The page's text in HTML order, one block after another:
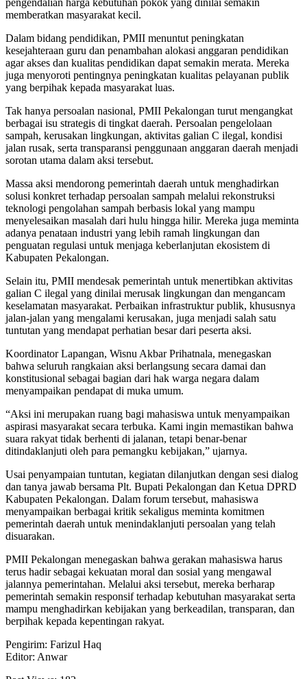
memberatkan masyarakat kecil.
Dalam bidang pendidikan, PMII menuntut peningkatan
kesejahteraan guru dan penambahan alokasi anggaran pendidikan
agar akses dan kualitas pendidikan dapat semakin merata. Mereka
juga menyoroti pentingnya peningkatan kualitas pelayanan publik
yang berpihak kepada masyarakat luas.
Tak hanya persoalan nasional, PMII Pekalongan turut mengangkat
berbagai isu strategis di tingkat daerah. Persoalan pengelolaan
sampah, kerusakan lingkungan, aktivitas galian C ilegal, kondisi
jalan rusak, serta transparansi penggunaan anggaran daerah menjadi
sorotan utama dalam aksi tersebut.
Massa aksi mendorong pemerintah daerah untuk menghadirkan
solusi konkret terhadap persoalan sampah melalui rekonstruksi
teknologi pengolahan sampah berbasis lokal yang mampu
menyelesaikan masalah dari hulu hingga hilir. Mereka juga meminta
adanya penataan industri yang lebih ramah lingkungan dan
penguatan regulasi untuk menjaga keberlanjutan ekosistem di
Kabupaten Pekalongan.
Selain itu, PMII mendesak pemerintah untuk menertibkan aktivitas
galian C ilegal yang dinilai merusak lingkungan dan mengancam
keselamatan masyarakat. Perbaikan infrastruktur publik, khususnya
jalan-jalan yang mengalami kerusakan, juga menjadi salah satu
tuntutan yang mendapat perhatian besar dari peserta aksi.
Koordinator Lapangan, Wisnu Akbar Prihatnala, menegaskan
bahwa seluruh rangkaian aksi berlangsung secara damai dan
konstitusional sebagai bagian dari hak warga negara dalam
menyampaikan pendapat di muka umum.
“Aksi ini merupakan ruang bagi mahasiswa untuk menyampaikan
aspirasi masyarakat secara terbuka. Kami ingin memastikan bahwa
suara rakyat tidak berhenti di jalanan, tetapi benar-benar
ditindaklanjuti oleh para pemangku kebijakan,” ujarnya.
Usai penyampaian tuntutan, kegiatan dilanjutkan dengan sesi dialog
dan tanya jawab bersama Plt. Bupati Pekalongan dan Ketua DPRD
Kabupaten Pekalongan. Dalam forum tersebut, mahasiswa
menyampaikan berbagai kritik sekaligus meminta komitmen
pemerintah daerah untuk menindaklanjuti persoalan yang telah
disuarakan.
PMII Pekalongan menegaskan bahwa gerakan mahasiswa harus
terus hadir sebagai kekuatan moral dan sosial yang mengawal
jalannya pemerintahan. Melalui aksi tersebut, mereka berharap
pemerintah semakin responsif terhadap kebutuhan masyarakat serta
mampu menghadirkan kebijakan yang berkeadilan, transparan, dan
berpihak kepada kepentingan rakyat.
Pengirim: Farizul Haq
Editor: Anwar